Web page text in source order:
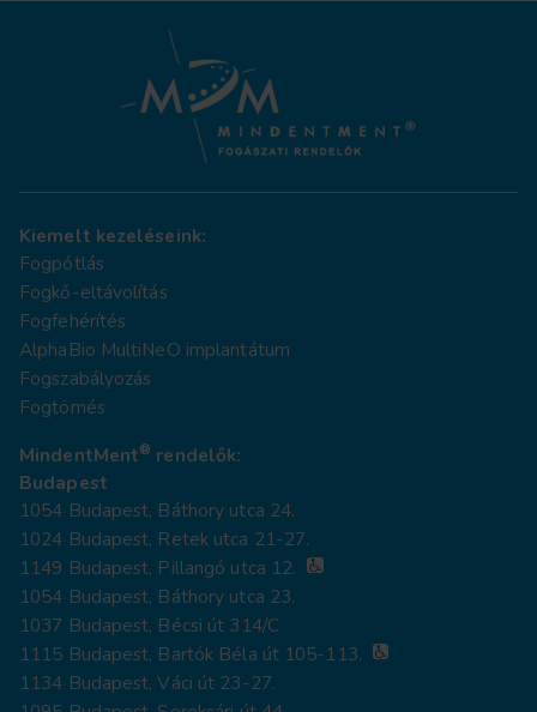
Kiemelt kezeléseink:
Fogpótlás
Fogkő-eltávolítás
Fogfehérítés
AlphaBio MultiNeO implantátum
Fogszabályozás
Fogtömés
MindentMent® rendelők:
Budapest
1054 Budapest, Báthory utca 24.
1024 Budapest, Retek utca 21-27.
1149 Budapest, Pillangó utca 12.
1054 Budapest, Báthory utca 23.
1037 Budapest, Bécsi út 314/C
1115 Budapest, Bartók Béla út 105-113.
1134 Budapest, Váci út 23-27.